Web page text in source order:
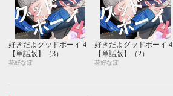
好きだよグッドボーイ 4
【単話版】（3）
花好なぽ
好きだよグッドボーイ 4
【単話版】（2）
花好なぽ